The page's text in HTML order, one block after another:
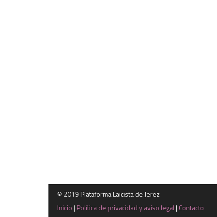
© 2019 Plataforma Laicista de Jerez
Inicio| Política de privacidad y aviso legal| Contacto